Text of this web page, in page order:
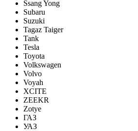
Ssang Yong
Subaru
Suzuki
Tagaz Taiger
Tank
Tesla
Toyota
Volkswagen
Volvo
Voyah
XCITE
ZEEKR
Zotye
ГАЗ
УАЗ